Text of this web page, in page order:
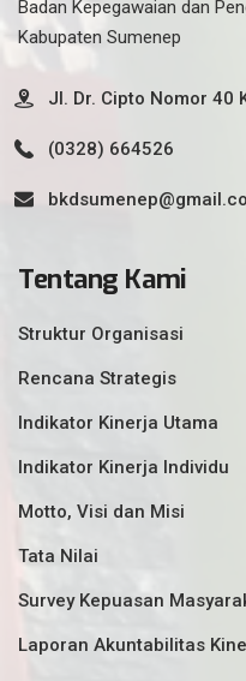
Badan Kepegawaian dan
Kabupaten Sumenep
Jl. Dr. Cipto Nomor 40
(0328) 664526
Tentang Kami
Struktur Organisasi
Rencana Strategis
Indikator Kinerja Utama
Indikator Kinerja Individu
Motto, Visi dan Misi
Tata Nilai
Survey Kepuasan
Laporan Akuntabilitas